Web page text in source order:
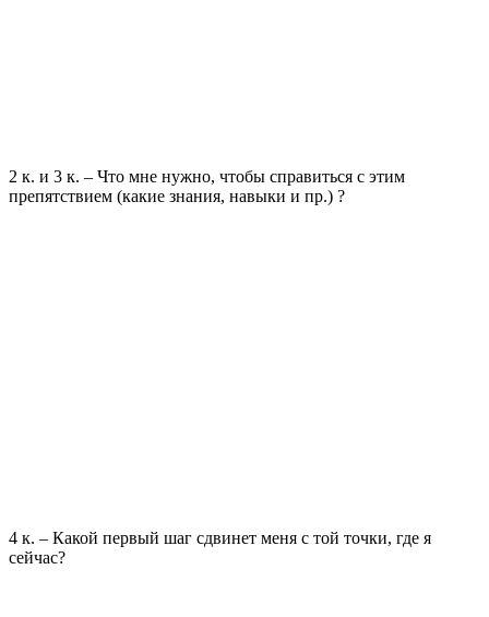
2 к. и 3 к. – Что мне нужно, чтобы справиться с этим
препятствием (какие знания, навыки и пр.) ?
4 к. – Какой первый шаг сдвинет меня с той точки, где я
сейчас?